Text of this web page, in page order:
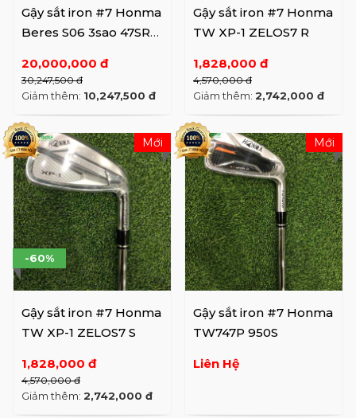
Gậy sắt iron #7 Honma
Beres S06 3sao 47SR
20,000,000 đ
30,247,500 đ
Giảm thêm: 10,247,500 đ
Gậy sắt iron #7 Honma
TW XP-1 ZELOS7 R
1,828,000 đ
4,570,000 đ
Giảm thêm: 2,742,000 đ
Gậy sắt iron #7 Honma
TW XP-1 ZELOS7 S
1,828,000 đ
4,570,000 đ
-60%
Giảm thêm: 2,742,000 đ
Mới
Gậy sắt iron #7 Honma
TW747P 950S
Liên Hệ
Mới